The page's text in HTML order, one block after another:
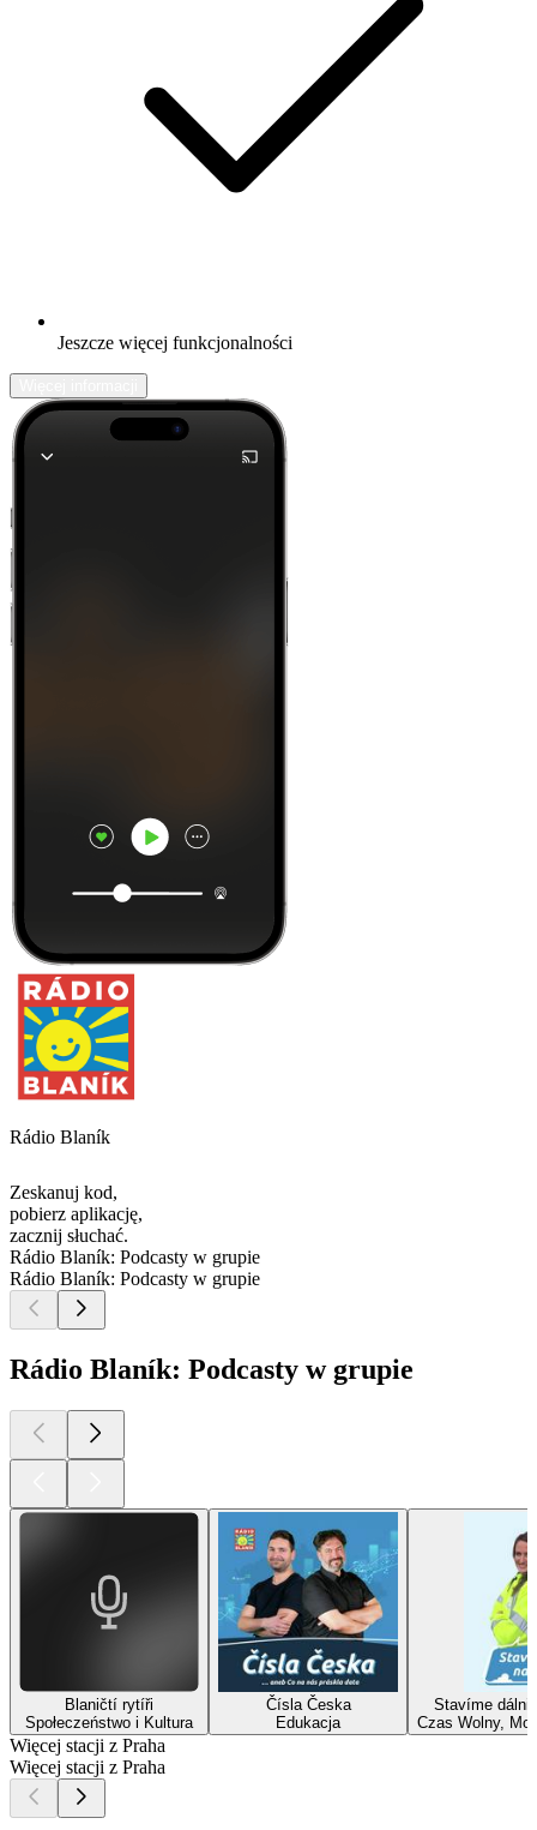
Jeszcze więcej funkcjonalności
Rádio Blaník
Zeskanuj kod,
pobierz aplikację,
zacznij słuchać.
Rádio Blaník: Podcasty w grupie
Rádio Blaník: Podcasty w grupie
Rádio Blaník: Podcasty w grupie
Blaničtí rytíři
Społeczeństwo i Kultura
Čísla Česka
Edukacja
Stavíme
Czas Wolny,
Więcej stacji z Praha
Więcej stacji z Praha